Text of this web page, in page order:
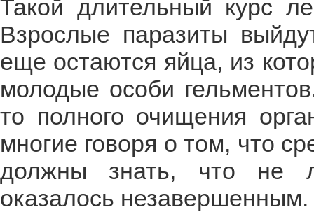
Такой длительный курс
Взрослые паразиты
еще остаются яйца, из
молодые особи
то полного очищения
многие говоря о том, что
должны знать, что не
оказалось незавершенным.